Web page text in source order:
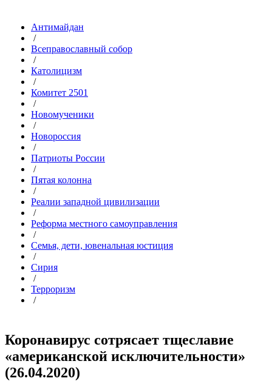
Антимайдан
/
Всеправославный собор
/
Католицизм
/
Комитет 2501
/
Новомученики
/
Новороссия
/
Патриоты России
/
Пятая колонна
/
Реалии западной цивилизации
/
Реформа местного самоуправления
/
Семья, дети, ювенальная юстиция
/
Сирия
/
Терроризм
/
Коронавирус сотрясает тщеславие
«американской исключительности»
(26.04.2020)